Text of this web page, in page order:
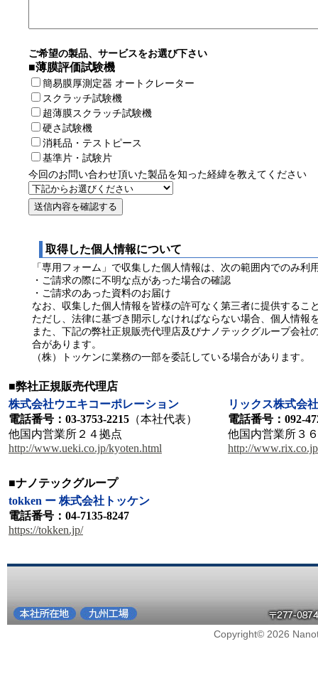
ご希望の製品、サービスをお選び下さい
■薄膜評価試験機
簡易膜厚測定器 オートクレーター
スクラッチ試験機
超薄膜スクラッチ試験機
硬さ試験機
消耗品・テストピース
基準片・試験片
今回のお問い合わせ頂いた製品を知った経緯を教えてください
取得した個人情報について
「専用フォーム」で収集した個人情報は、次の範囲内でのみ利
・ご請求の際に不明な点があった場合の確認
・ご請求のあった資料のお届け
なお、収集した個人情報を皆様の許可なく第三者に提供するこ
ただし、法律に基づき開示しなければならない場合、個人情報
また、下記の弊社正規販売代理店及びナノテックグループ会社
合があります。
（株）トッケンに業務の一部を委託している場合があります。
■弊社正規販売代理店
株式会社ウエキコーポレーション
電話番号：03-3753-2215 （本社代表）
他国内営業所２４拠点
http://www.ueki.co.jp/kyoten.html
リックス株式会社
電話番号：092-
他国内営業所３
http://
■ナノテックグループ
tokken ー 株式会社トッケン
電話番号：04-7135-8247
https://tokken.jp/
Copyright© 2026